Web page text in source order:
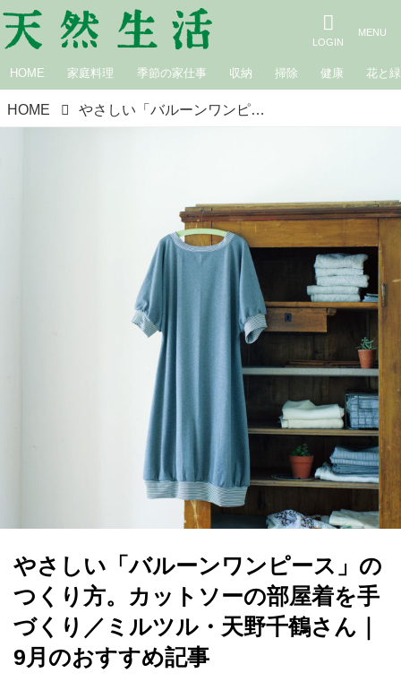
HOME 家庭料理 季節の家仕事 収納 掃除 健康 花と緑
HOME やさしい「バルーンワンピース」のつくり方。カットソーの部屋着を手づくり／ミルツル・天野千鶴さん｜9月のおすすめ記事
やさしい「バルーンワンピース」の
つくり方。カットソーの部屋着を手
づくり／ミルツル・天野千鶴さん｜
9月のおすすめ記事